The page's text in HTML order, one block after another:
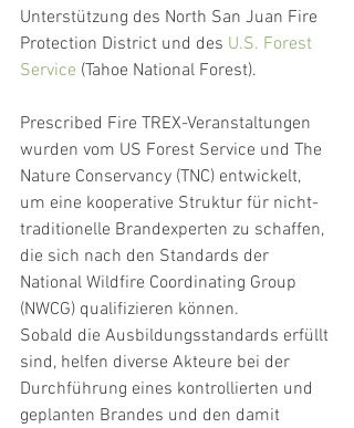
Unterstützung des North San Juan Fire
Protection District und des U.S. Forest
Service (Tahoe National Forest).
Prescribed Fire TREX-Veranstaltungen
wurden vom US Forest Service und The
Nature Conservancy (TNC) entwickelt,
um eine kooperative Struktur für nicht-
traditionelle Brandexperten zu schaffen,
die sich nach den Standards der
National Wildfire Coordinating Group
(NWCG) qualifizieren können.
Sobald die Ausbildungsstandards erfüllt
sind, helfen diverse Akteure bei der
Durchführung eines kontrollierten und
geplanten Brandes und den damit